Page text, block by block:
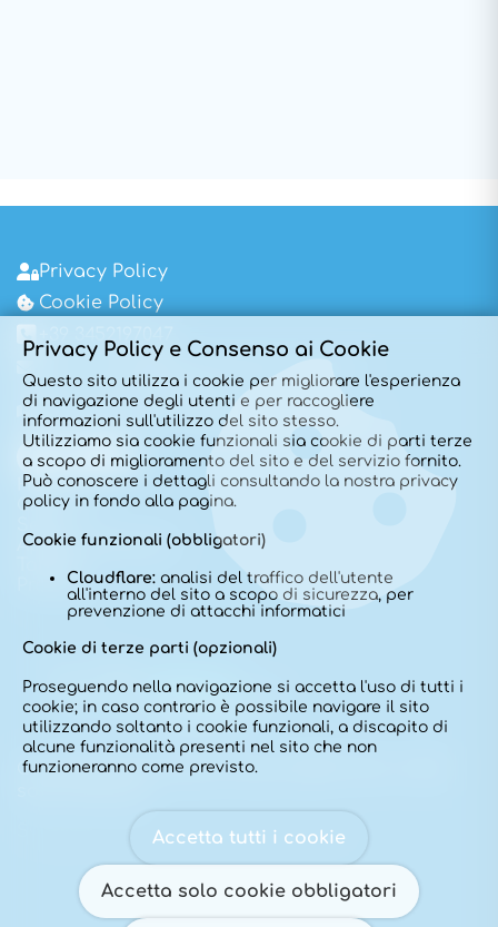
Privacy Policy e Consenso ai Cookie
Questo sito utilizza i cookie per migliorare l'esperienza
di navigazione degli utenti e per raccogliere
informazioni sull'utilizzo del sito stesso.
Utilizziamo sia cookie funzionali sia cookie di parti terze
a scopo di miglioramento del sito e del servizio fornito.
Può conoscere i dettagli consultando la nostra privacy
policy in fondo alla pagina.
Cookie funzionali (obbligatori)
Cloudflare: analisi del traffico dell'utente
all'interno del sito a scopo di sicurezza, per
prevenzione di attacchi informatici
Cookie di terze parti (opzionali)
Proseguendo nella navigazione si accetta l'uso di tutti i
cookie; in caso contrario è possibile navigare il sito
utilizzando soltanto i cookie funzionali, a discapito di
alcune funzionalità presenti nel sito che non
funzioneranno come previsto.
Accetta tutti i cookie
Accetta solo cookie obbligatori
Privacy Policy
Cookie Policy
ginecologo@dottoralessiorusso.it
Via Paolo Bembo 26
Dossobuono – Villafranca di Verona
Home
Chi sono
Approfondimenti
Prenota
Copyright Dott. Alessio Russo 2025. Tutti i diritti
Sviluppo del sito:simonefranco.net